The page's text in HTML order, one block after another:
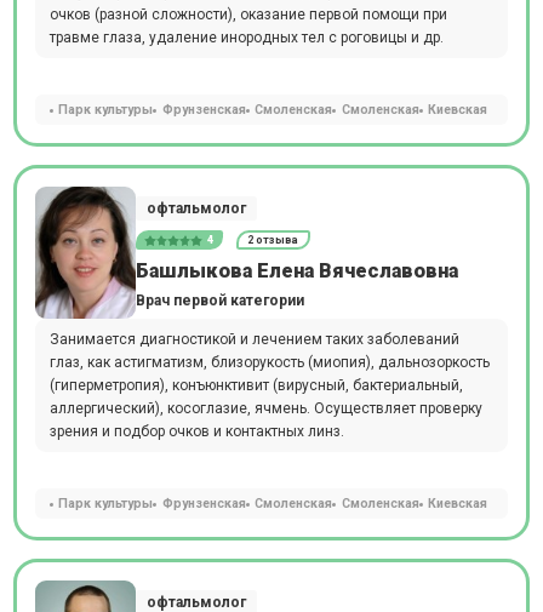
очков (разной сложности), оказание первой помощи при
травме глаза, удаление инородных тел с роговицы и др.
Парк культуры Фрунзенская Смоленская Смоленская Киевская
офтальмолог
4 2 отзыва
Башлыкова Елена Вячеславовна
Врач первой категории
Занимается диагностикой и лечением таких заболеваний
глаз, как астигматизм, близорукость (миопия), дальнозоркость
(гиперметропия), конъюнктивит (вирусный, бактериальный,
аллергический), косоглазие, ячмень. Осуществляет проверку
зрения и подбор очков и контактных линз.
Парк культуры Фрунзенская Смоленская Смоленская Киевская
офтальмолог